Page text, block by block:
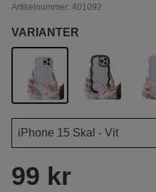
Artikelnummer: 401092
VARIANTER
99 kr